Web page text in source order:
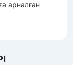
арналған